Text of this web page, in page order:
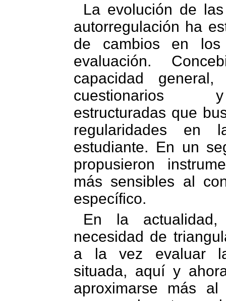
La evolución de
autorregulación ha
de cambios en los
evaluación.
capacidad
cuestionarios
estructuradas que
regularidades en
estudiante. En un
propusieron
más sensibles al
específico.
En la
necesidad de
a la vez evaluar la
situada, aquí y
aproximarse más al